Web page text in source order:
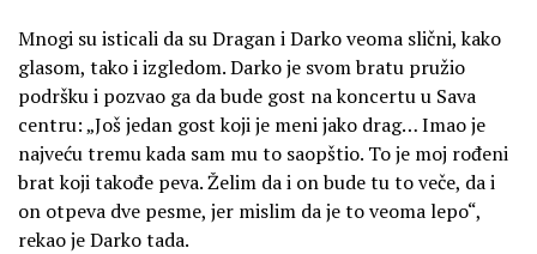
Mnogi su isticali da su Dragan i Darko veoma slični, kako
glasom, tako i izgledom. Darko je svom bratu pružio
podršku i pozvao ga da bude gost na koncertu u Sava
centru: „Još jedan gost koji je meni jako drag… Imao je
najveću tremu kada sam mu to saopštio. To je moj rođeni
brat koji takođe peva. Želim da i on bude tu to veče, da i
on otpeva dve pesme, jer mislim da je to veoma lepo“,
rekao je Darko tada.